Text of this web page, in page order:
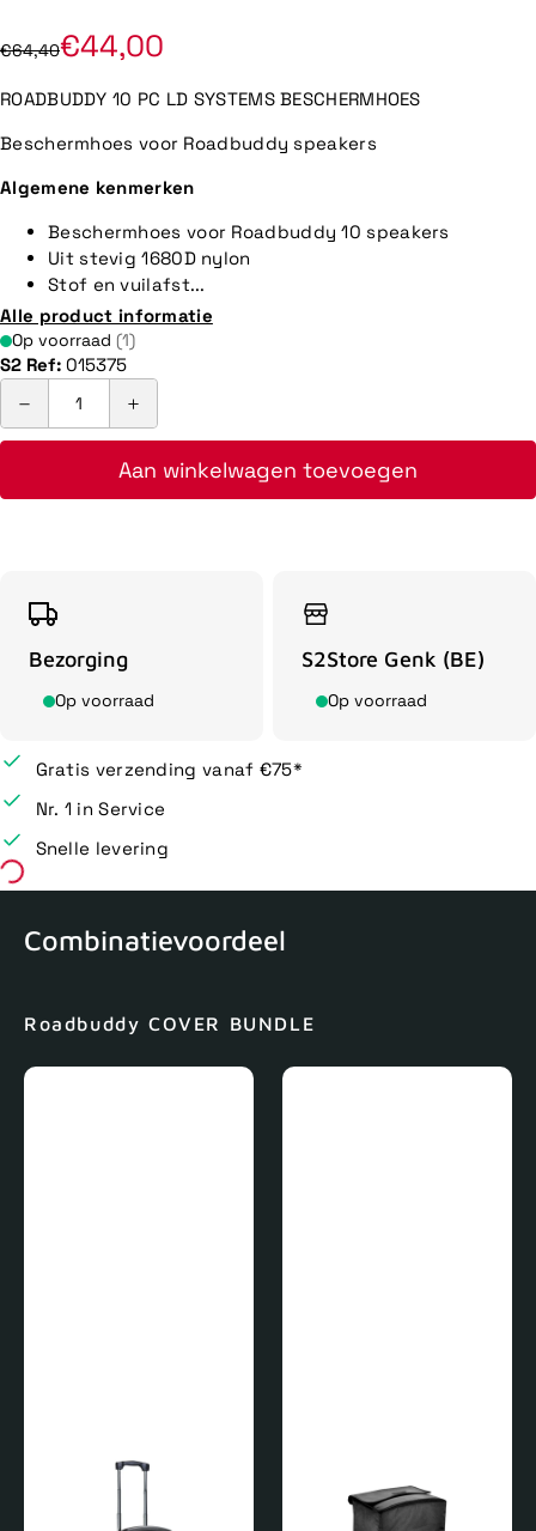
€64,40€44,00
ROADBUDDY 10 PC LD SYSTEMS BESCHERMHOES
Beschermhoes voor Roadbuddy speakers
Algemene kenmerken
Beschermhoes voor Roadbuddy 10 speakers
Uit stevig 1680D nylon
Stof en vuilafst...
Alle product informatie
Op voorraad (1)
S2 Ref: 015375
Aan winkelwagen toevoegen
Bezorging
Op voorraad
S2Store Genk (BE)
Op voorraad
Gratis verzending vanaf €75*
Nr. 1 in Service
Snelle levering
Combinatievoordeel
Roadbuddy COVER BUNDLE